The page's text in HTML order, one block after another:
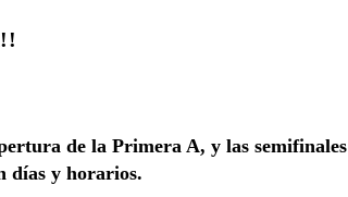
de la Primera A, y las semifinales
días y horarios.